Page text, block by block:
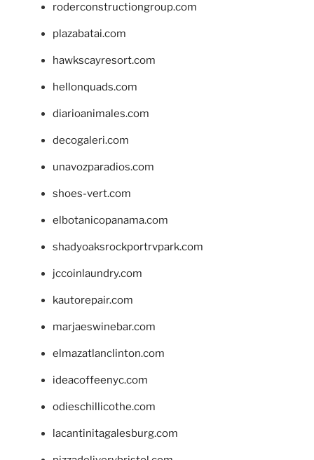
roderconstructiongroup.com
plazabatai.com
hawkscayresort.com
hellonquads.com
diarioanimales.com
decogaleri.com
unavozparadios.com
shoes-vert.com
elbotanicopanama.com
shadyoaksrockportrvpark.com
jccoinlaundry.com
kautorepair.com
marjaeswinebar.com
elmazatlanclinton.com
ideacoffeenyc.com
odieschillicothe.com
lacantinitagalesburg.com